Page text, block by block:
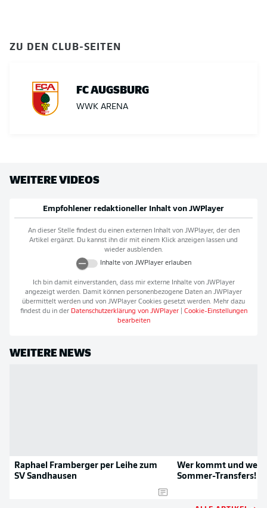
ZU DEN CLUB-SEITEN
FC AUGSBURG
WWK ARENA
WEITERE VIDEOS
Empfohlener redaktioneller Inhalt von JWPlayer
An dieser Stelle findest du einen externen Inhalt von JWPlayer, der den
Artikel ergänzt. Du kannst ihn dir mit einem Klick anzeigen lassen und
wieder ausblenden.
Inhalte von JWPlayererlauben
Ich bin damit einverstanden, dass mir externe Inhalte von JWPlayer
angezeigt werden. Damit können personenbezogene Daten an JWPlayer
übermittelt werden und von JWPlayer Cookies gesetzt werden. Mehr dazu
findest du in der Datenschutzerklärung von JWPlayer| Cookie-Einstellungen
bearbeiten
WEITERE NEWS
Raphael Framberger per Leihe zum
SV Sandhausen
Wer kommt und wer
Sommer-Transfers!